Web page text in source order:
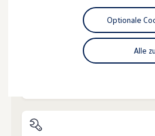
Lifestyle Shop
T-Roc Kollektion
Golf Kollektion
ID. Kollektion
Volkswagen
R-Kollektion
#wedriveproud
Fahrzeugangebot
Alle
Optionale